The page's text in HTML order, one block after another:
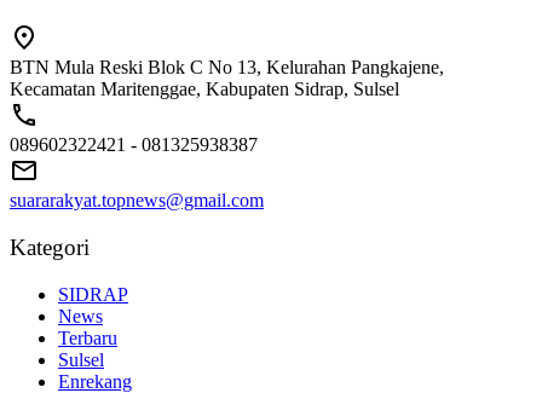
BTN Mula Reski Blok C No 13, Kelurahan Pangkajene,
Kecamatan Maritenggae, Kabupaten Sidrap, Sulsel
089602322421 - 081325938387
suararakyat.topnews@gmail.com
Kategori
SIDRAP
News
Terbaru
Sulsel
Enrekang